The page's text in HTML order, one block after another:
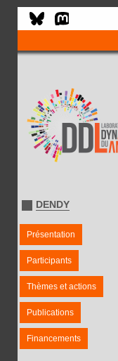
DENDY
Présentation
Participants
Thèmes et actions
Publications
Financements